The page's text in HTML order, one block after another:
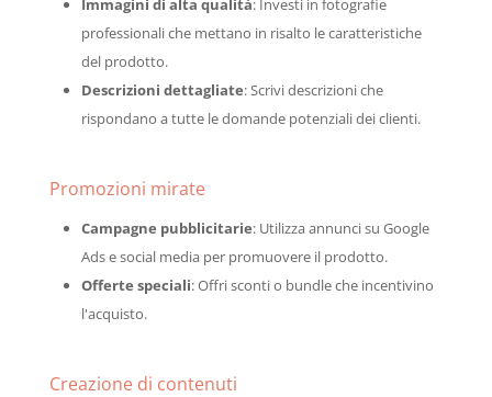
professionali che mettano in risalto le caratteristiche
del prodotto.
Descrizioni dettagliate: Scrivi descrizioni che
rispondano a tutte le domande potenziali dei clienti.
Promozioni mirate
Campagne pubblicitarie: Utilizza annunci su Google
Ads e social media per promuovere il prodotto.
Offerte speciali: Offri sconti o bundle che incentivino
l'acquisto.
Creazione di contenuti